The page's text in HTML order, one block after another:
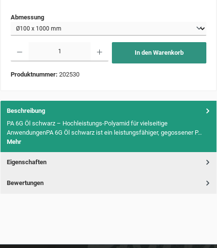
Abmessungauswählen
In den Warenkorb
Produktnummer: 202530
Beschreibung
PA 6G Öl schwarz – Hochleistungs-Polyamid für vielseitige
AnwendungenPA 6G Öl schwarz ist ein leistungsfähiger, gegossener P…
Mehr
Eigenschaften
Bewertungen